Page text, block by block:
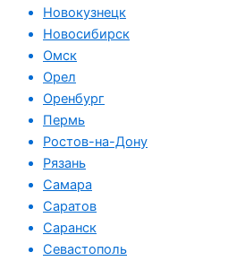
Новокузнецк
Новосибирск
Омск
Орел
Оренбург
Пермь
Ростов-на-Дону
Рязань
Самара
Саратов
Саранск
Севастополь